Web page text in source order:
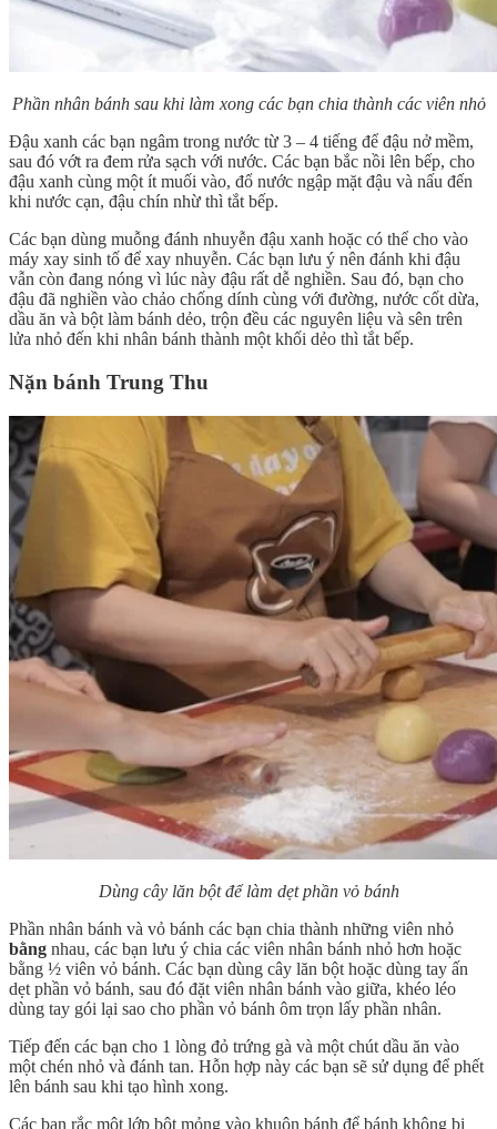
Phần nhân bánh sau khi làm xong các bạn chia thành các viên nhỏ
Đậu xanh các bạn ngâm trong nước từ 3 – 4 tiếng để đậu nở mềm,
sau đó vớt ra đem rửa sạch với nước. Các bạn bắc nồi lên bếp, cho
đậu xanh cùng một ít muối vào, đổ nước ngập mặt đậu và nấu đến
khi nước cạn, đậu chín nhừ thì tắt bếp.
Các bạn dùng muỗng đánh nhuyễn đậu xanh hoặc có thể cho vào
máy xay sinh tố để xay nhuyễn. Các bạn lưu ý nên đánh khi đậu
vẫn còn đang nóng vì lúc này đậu rất dễ nghiền. Sau đó, bạn cho
đậu đã nghiền vào chảo chống dính cùng với đường, nước cốt dừa,
dầu ăn và bột làm bánh dẻo, trộn đều các nguyên liệu và sên trên
lửa nhỏ đến khi nhân bánh thành một khối dẻo thì tắt bếp.
Nặn bánh Trung Thu
Dùng cây lăn bột để làm dẹt phần vỏ bánh
Phần nhân bánh và vỏ bánh các bạn chia thành những viên nhỏ
bằng nhau, các bạn lưu ý chia các viên nhân bánh nhỏ hơn hoặc
bằng ½ viên vỏ bánh. Các bạn dùng cây lăn bột hoặc dùng tay ấn
dẹt phần vỏ bánh, sau đó đặt viên nhân bánh vào giữa, khéo léo
dùng tay gói lại sao cho phần vỏ bánh ôm trọn lấy phần nhân.
Tiếp đến các bạn cho 1 lòng đỏ trứng gà và một chút dầu ăn vào
một chén nhỏ và đánh tan. Hỗn hợp này các bạn sẽ sử dụng để phết
lên bánh sau khi tạo hình xong.
Các bạn rắc một lớp bột mỏng vào khuôn bánh để bánh không bị